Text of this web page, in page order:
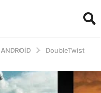
ANDROID
DoubleTwist